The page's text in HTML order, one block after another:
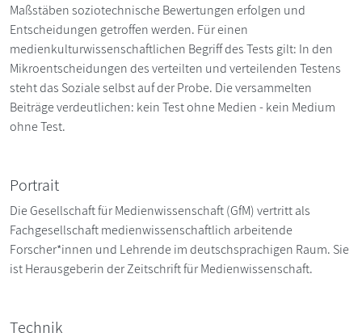
Maßstäben soziotechnische Bewertungen erfolgen und
Entscheidungen getroffen werden. Für einen
medienkulturwissenschaftlichen Begriff des Tests gilt: In den
Mikroentscheidungen des verteilten und verteilenden Testens
steht das Soziale selbst auf der Probe. Die versammelten
Beiträge verdeutlichen: kein Test ohne Medien - kein Medium
ohne Test.
Portrait
Die Gesellschaft für Medienwissenschaft (GfM) vertritt als
Fachgesellschaft medienwissenschaftlich arbeitende
Forscher*innen und Lehrende im deutschsprachigen Raum. Sie
ist Herausgeberin der Zeitschrift für Medienwissenschaft.
Technik